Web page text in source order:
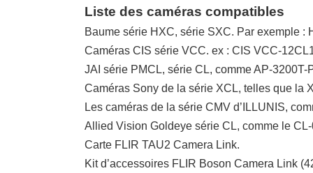
Liste des caméras compatibles
Baume série HXC, série SXC. Par exemple :
Caméras CIS série VCC. ex : CIS VCC-
JAI série PMCL, série CL, comme AP-3200T-
Caméras Sony de la série XCL, telles que la
Les caméras de la série CMV d’ILLUNIS,
Allied Vision Goldeye série CL, comme le
Carte FLIR TAU2 Camera Link.
Kit d’accessoires FLIR Boson Camera Link